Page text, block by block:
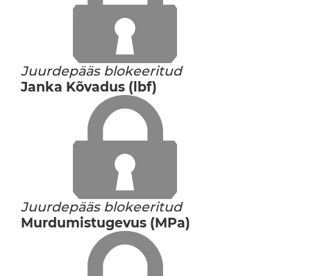
Juurdepääs blokeeritud
Janka Kõvadus (lbf)
Juurdepääs blokeeritud
Murdumistugevus (MPa)